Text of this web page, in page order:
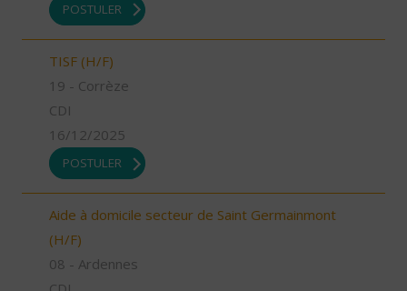
POSTULER
TISF (H/F)
19 - Corrèze
CDI
16/12/2025
POSTULER
Aide à domicile secteur de Saint Germainmont
(H/F)
08 - Ardennes